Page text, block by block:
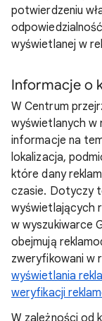
potwierdzeniu
wyświetlanej w
Informacje o
W Centrum
wyświetlanych w
informacje na
lokalizacja,
które dany
czasie. Dotyczy
wyświetlających
w wyszukiwarce
obejmują
zweryfikowani w
wyświetlania
weryfikacji
W zależności od